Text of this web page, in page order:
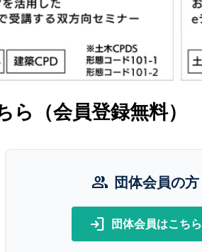
ら（会員登録無料）
group 団体会員の方
login 団体会員はこちら